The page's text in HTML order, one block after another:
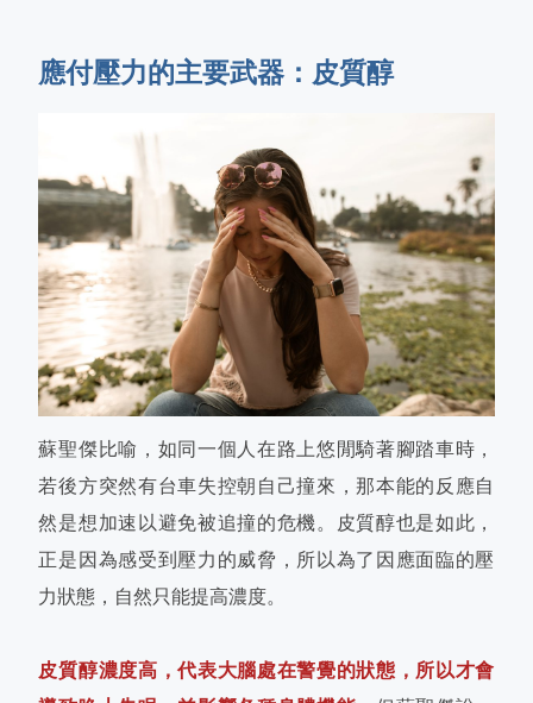
應付壓力的主要武器：皮質醇
蘇聖傑比喻，如同一個人在路上悠閒騎著腳踏車時，
若後方突然有台車失控朝自己撞來，那本能的反應自
然是想加速以避免被追撞的危機。皮質醇也是如此，
正是因為感受到壓力的威脅，所以為了因應面臨的壓
力狀態，自然只能提高濃度。
皮質醇濃度高，代表大腦處在警覺的狀態，所以才會